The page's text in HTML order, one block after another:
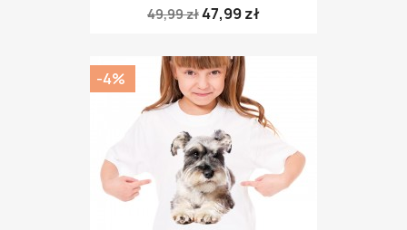
49,99 zł47,99 zł
-4%